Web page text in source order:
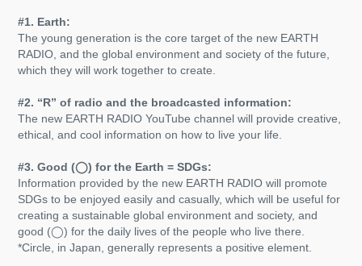
#1. Earth:​​​​​​​
The young generation is the core target of the new EARTH
RADIO, and the global environment and society of the future,
which they will work together to create.
#2. “R” of radio and the broadcasted information:
The new EARTH RADIO YouTube channel will provide creative,
ethical, and cool information on how to live your life.
#3. Good (◯) for the Earth = SDGs:
Information provided by the new EARTH RADIO will promote
SDGs to be enjoyed easily and casually, which will be useful for
creating a sustainable global environment and society, and
good (◯) for the daily lives of the people who live there.
*Circle, in Japan, generally represents a positive element.